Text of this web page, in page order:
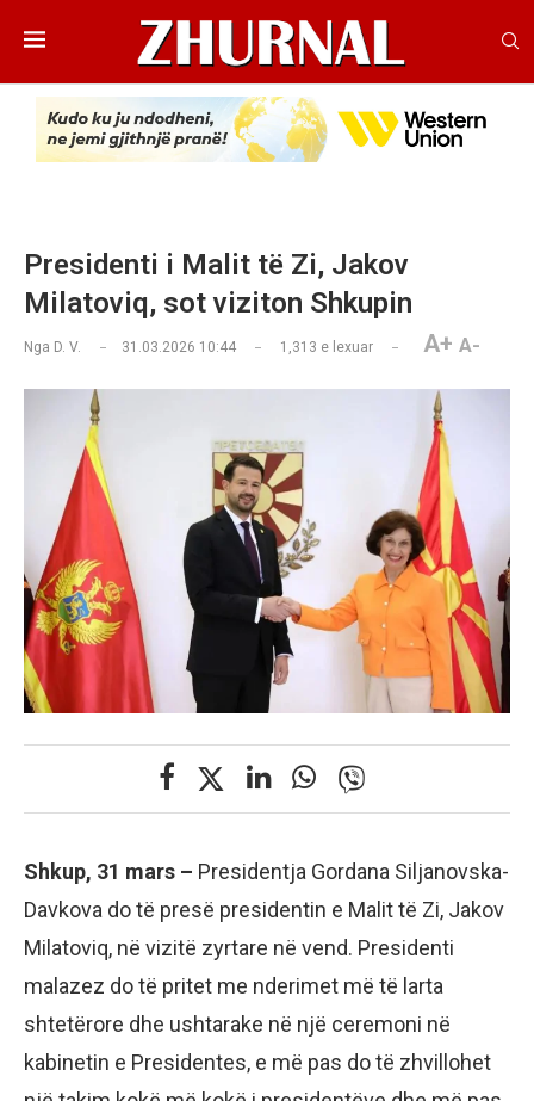
Presidenti i Malit të Zi, Jakov
Milatoviq, sot viziton Shkupin
Nga D. V. 31.03.2026 10:44 1,313 e lexuar A+ A-
Shkup, 31 mars – Presidentja Gordana Siljanovska-
Davkova do të presë presidentin e Malit të Zi, Jakov
Milatoviq, në vizitë zyrtare në vend. Presidenti
malazez do të pritet me nderimet më të larta
shtetërore dhe ushtarake në një ceremoni në
kabinetin e Presidentes, e më pas do të zhvillohet